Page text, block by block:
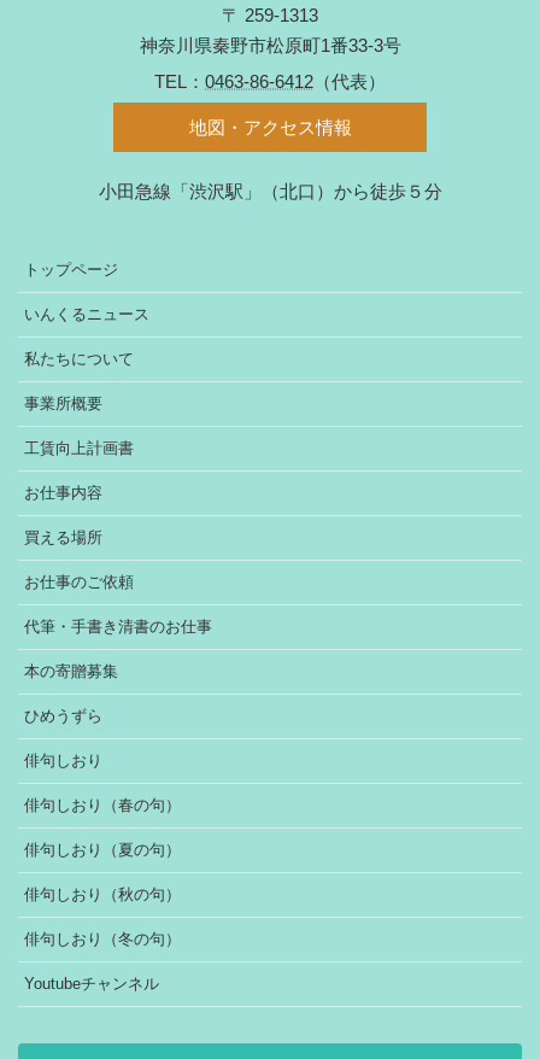
〒 259-1313
神奈川県秦野市松原町1番33-3号
TEL： 0463-86-6412 （代表）
地図・アクセス情報
小田急線「渋沢駅」（北口）から徒歩５分
トップページ
いんくるニュース
私たちについて
事業所概要
工賃向上計画書
お仕事内容
買える場所
お仕事のご依頼
代筆・手書き清書のお仕事
本の寄贈募集
ひめうずら
俳句しおり
俳句しおり（春の句）
俳句しおり（夏の句）
俳句しおり（秋の句）
俳句しおり（冬の句）
Youtubeチャンネル